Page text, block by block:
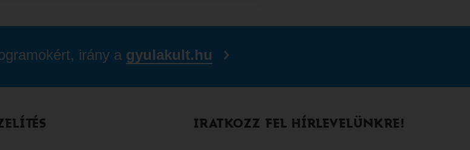
irány a gyulakult.hu
IRATKOZZ FEL HÍRLEVELÜNKRE!